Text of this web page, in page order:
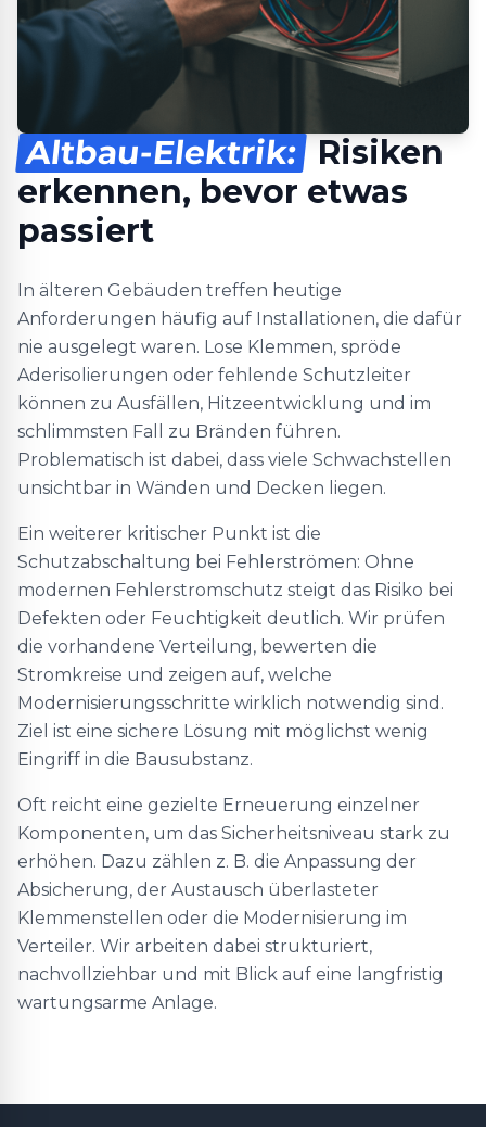
Altbau-Elektrik: Risiken
erkennen, bevor etwas
passiert
In älteren Gebäuden treffen heutige
Anforderungen häufig auf Installationen, die dafür
nie ausgelegt waren. Lose Klemmen, spröde
Aderisolierungen oder fehlende Schutzleiter
können zu Ausfällen, Hitzeentwicklung und im
schlimmsten Fall zu Bränden führen.
Problematisch ist dabei, dass viele Schwachstellen
unsichtbar in Wänden und Decken liegen.
Ein weiterer kritischer Punkt ist die
Schutzabschaltung bei Fehlerströmen: Ohne
modernen Fehlerstromschutz steigt das Risiko bei
Defekten oder Feuchtigkeit deutlich. Wir prüfen
die vorhandene Verteilung, bewerten die
Stromkreise und zeigen auf, welche
Modernisierungsschritte wirklich notwendig sind.
Ziel ist eine sichere Lösung mit möglichst wenig
Eingriff in die Bausubstanz.
Oft reicht eine gezielte Erneuerung einzelner
Komponenten, um das Sicherheitsniveau stark zu
erhöhen. Dazu zählen z. B. die Anpassung der
Absicherung, der Austausch überlasteter
Klemmenstellen oder die Modernisierung im
Verteiler. Wir arbeiten dabei strukturiert,
nachvollziehbar und mit Blick auf eine langfristig
wartungsarme Anlage.